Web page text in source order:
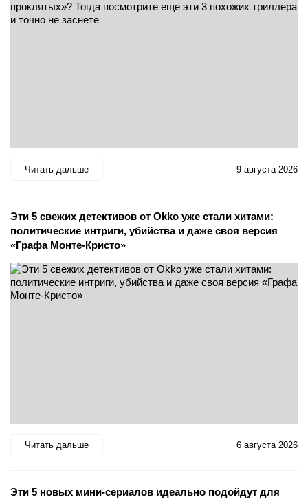
Читать дальше 9 августа 2026
Эти 5 свежих детективов от Okko уже стали хитами:
политические интриги, убийства и даже своя версия
«Графа Монте-Кристо»
Читать дальше 6 августа 2026
Эти 5 новых мини-сериалов идеально подойдут для